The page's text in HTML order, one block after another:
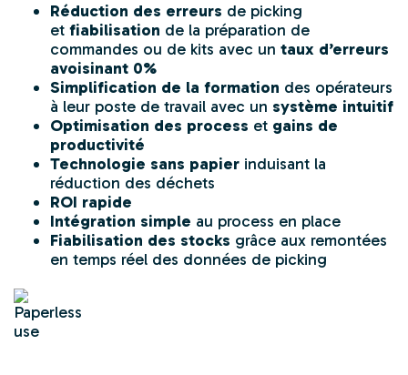
Réduction des erreurs de picking
et fiabilisation de la préparation de
commandes ou de kits avec un taux d’erreurs
avoisinant 0%
Simplification de la formation des opérateurs
à leur poste de travail avec un système intuitif
Optimisation des process et gains de
productivité
Technologie sans papier induisant la
réduction des déchets
ROI rapide
Intégration simple au process en place
Fiabilisation des stocks grâce aux remontées
en temps réel des données de picking